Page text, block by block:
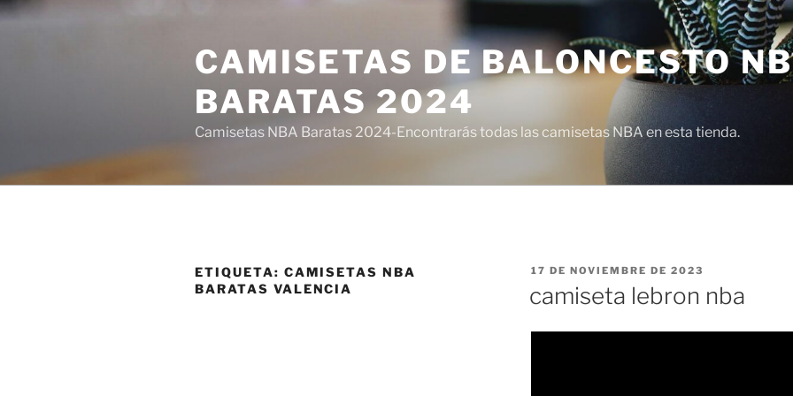
Saltar
CAMISETAS DE BALONCESTO
BARATAS 2024
Camisetas NBA Baratas 2024-Encontrarás todas las camisetas NBA en esta tienda.
ETIQUETA: CAMISETAS NBA
BARATAS VALENCIA
PUBLICADO
17 DE NOVIEMBRE DE 2023
camiseta lebron nba